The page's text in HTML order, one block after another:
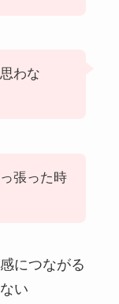
わな
張った時
につながる
い